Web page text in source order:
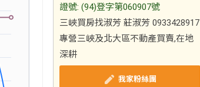
證號: (94)登字第060907號
三峽買房找淑芳 莊淑芳 0933428917
專營三峽及北大區不動產買賣,在地
深耕
我家粉絲團